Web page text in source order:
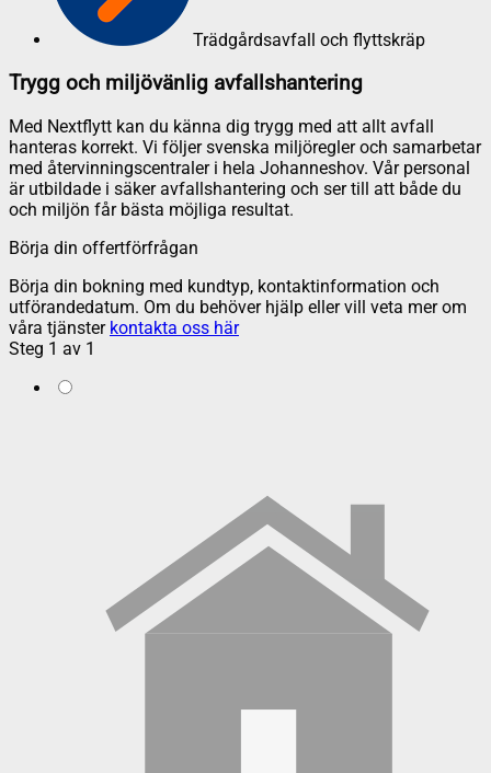
Trädgårdsavfall och flyttskräp
Trygg och miljövänlig avfallshantering
Med Nextflytt kan du känna dig trygg med att allt avfall
hanteras korrekt. Vi följer svenska miljöregler och samarbetar
med återvinningscentraler i hela Johanneshov. Vår personal
är utbildade i säker avfallshantering och ser till att både du
och miljön får bästa möjliga resultat.
Börja din offertförfrågan
Börja din bokning med kundtyp, kontaktinformation och
utförandedatum. Om du behöver hjälp eller vill veta mer om
våra tjänster kontakta oss här
Steg 1 av 1